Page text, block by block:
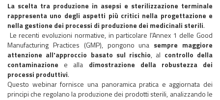
La scelta tra produzione in asepsi e sterilizzazione terminale
rappresenta uno degli aspetti più critici nella progettazione e
nella gestione dei processi di produzione dei medicinali sterili.
Le recenti evoluzioni normative, in particolare l'Annex 1 delle Good
Manufacturing Practices (GMP), pongono una sempre maggiore
attenzione all'approccio basato sul rischio, al controllo della
contaminazione e alla dimostrazione della robustezza dei
processi produttivi.
Questo webinar fornisce una panoramica pratica e aggiornata dei
principi che regolano la produzione dei prodotti sterili, analizzando le